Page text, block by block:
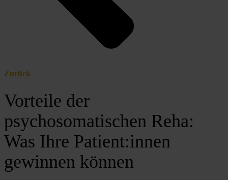
Zurück
Vorteile der
psychosomatischen Reha:
Was Ihre Patient:innen
gewinnen können